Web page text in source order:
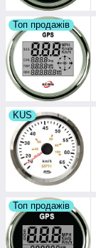
Топ продажів
KUS
Топ продажів